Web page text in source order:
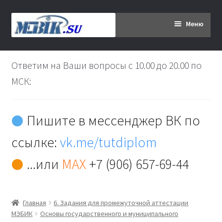
Перейти
к
Перейти
к
Меню
Главная
Дипломникам
Контакты
Ответим на Ваши вопросы с 10.00 до 20.00 по
МСК:
Пишите в мессенджер ВК по
ссылке:vk.me/tutdiplom
...или MAX +7 (906) 657-69-44
Главная
6. Задания для промежуточной аттестации
МЭБИК
Основы государственного и муниципального